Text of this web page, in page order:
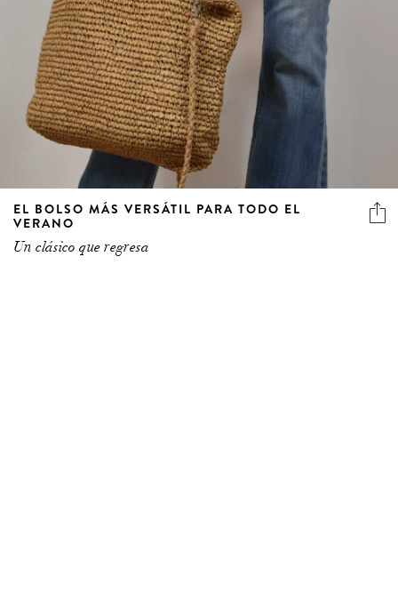
EL BOLSO MÁS VERSÁTIL PARA TODO EL
VERANO
Un clásico que regresa